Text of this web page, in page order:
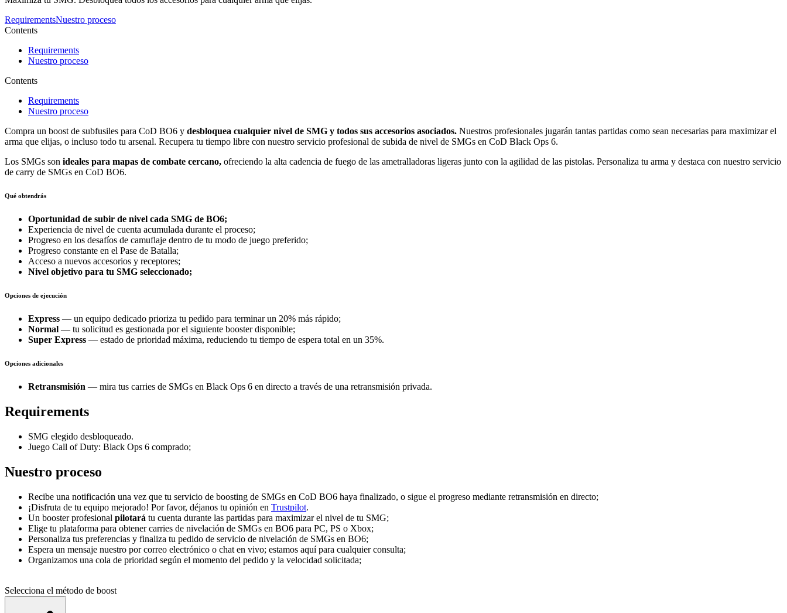
RequirementsNuestro proceso
Contents
Requirements
Nuestro proceso
Contents
Requirements
Nuestro proceso
Compra un boost de subfusiles para CoD BO6 y desbloquea cualquier nivel de SMG y todos sus accesorios asociados. Nuestros profesionales jugarán tantas partidas como sean necesarias para maximizar el
arma que elijas, o incluso todo tu arsenal. Recupera tu tiempo libre con nuestro servicio profesional de subida de nivel de SMGs en CoD Black Ops 6.
Los SMGs son ideales para mapas de combate cercano, ofreciendo la alta cadencia de fuego de las ametralladoras ligeras junto con la agilidad de las pistolas. Personaliza tu arma y destaca con nuestro servicio
de carry de SMGs en CoD BO6.
Qué obtendrás
Oportunidad de subir de nivel cada SMG de BO6;
Experiencia de nivel de cuenta acumulada durante el proceso;
Progreso en los desafíos de camuflaje dentro de tu modo de juego preferido;
Progreso constante en el Pase de Batalla;
Acceso a nuevos accesorios y receptores;
Nivel objetivo para tu SMG seleccionado;
Opciones de ejecución
Express — un equipo dedicado prioriza tu pedido para terminar un 20% más rápido;
Normal — tu solicitud es gestionada por el siguiente booster disponible;
Super Express — estado de prioridad máxima, reduciendo tu tiempo de espera total en un 35%.
Opciones adicionales
Retransmisión — mira tus carries de SMGs en Black Ops 6 en directo a través de una retransmisión privada.
Requirements
SMG elegido desbloqueado.
Juego Call of Duty: Black Ops 6 comprado;
Nuestro proceso
Recibe una notificación una vez que tu servicio de boosting de SMGs en CoD BO6 haya finalizado, o sigue el progreso mediante retransmisión en directo;
¡Disfruta de tu equipo mejorado! Por favor, déjanos tu opinión en Trustpilot.
Un booster profesional pilotará tu cuenta durante las partidas para maximizar el nivel de tu SMG;
Elige tu plataforma para obtener carries de nivelación de SMGs en BO6 para PC, PS o Xbox;
Personaliza tus preferencias y finaliza tu pedido de servicio de nivelación de SMGs en BO6;
Espera un mensaje nuestro por correo electrónico o chat en vivo; estamos aquí para cualquier consulta;
Organizamos una cola de prioridad según el momento del pedido y la velocidad solicitada;
Selecciona el método de boost